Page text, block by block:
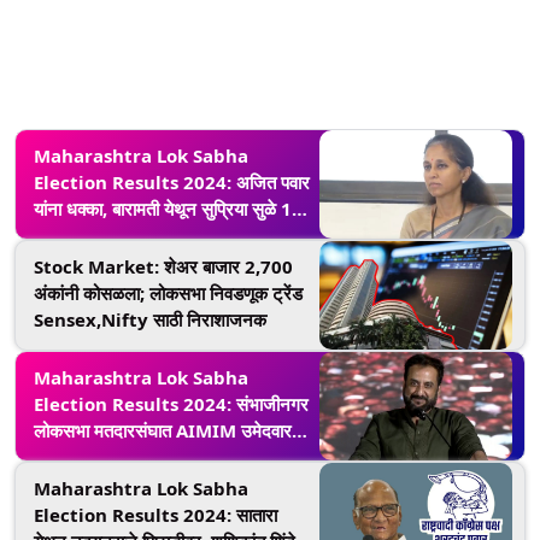
Maharashtra Lok Sabha
Election Results 2024: अजित पवार
यांना धक्का, बारामती येथून सुप्रिया सुळे 19
हजारांनी आघाडीवर
Stock Market: शेअर बाजार 2,700
अंकांनी कोसळला; लोकसभा निवडणूक ट्रेंड
Sensex,Nifty साठी निराशाजनक
Maharashtra Lok Sabha
Election Results 2024: संभाजीनगर
लोकसभा मतदारसंघात AIMIM उमेदवार
इम्तियाज जलील आघाडीवर
Maharashtra Lok Sabha
Election Results 2024: सातारा